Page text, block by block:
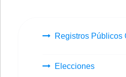
Registros Públicos
Elecciones